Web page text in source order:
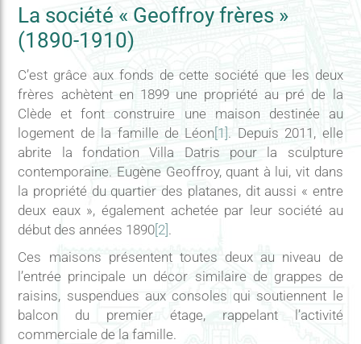
La société « Geoffroy frères »
(1890-1910)
C’est grâce aux fonds de cette société que les deux
frères achètent en 1899 une propriété au pré de la
Clède et font construire une maison destinée au
logement de la famille de Léon[1] . Depuis 2011, elle
abrite la fondation Villa Datris pour la sculpture
contemporaine. Eugène Geoffroy, quant à lui, vit dans
la propriété du quartier des platanes, dit aussi « entre
deux eaux », également achetée par leur société au
début des années 1890[2]
Ces maisons présentent toutes deux au niveau de
l’entrée principale un décor similaire de grappes de
raisins, suspendues aux consoles qui soutiennent le
balcon du premier étage, rappelant l’activité
commerciale de la famille.